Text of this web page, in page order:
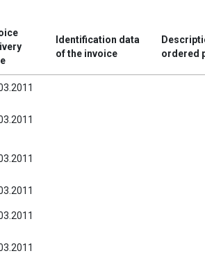
Identification data
of the invoice
ordered